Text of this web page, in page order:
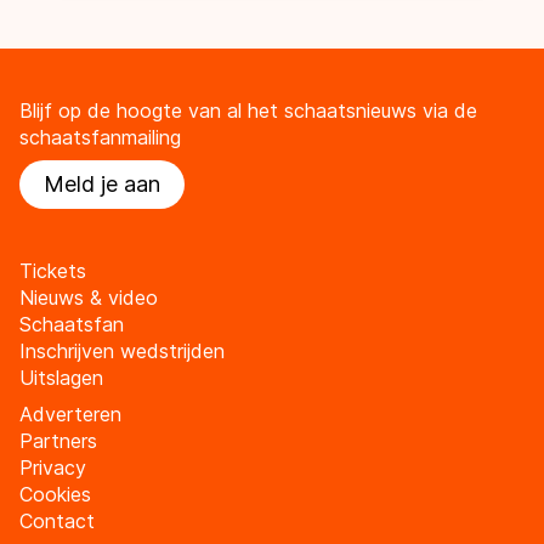
Blijf op de hoogte van al het schaatsnieuws via de
schaatsfanmailing
Meld je aan
Tickets
Nieuws & video
Schaatsfan
Inschrijven wedstrijden
Uitslagen
Adverteren
Partners
Privacy
Cookies
Contact